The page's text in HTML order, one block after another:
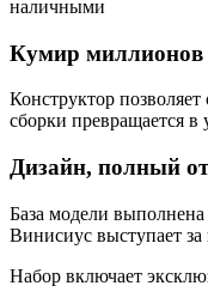
наличными
Кумир миллионов
Конструктор
сборки превращается в
Дизайн, полный
База модели
Винисиус выступает
Набор включает